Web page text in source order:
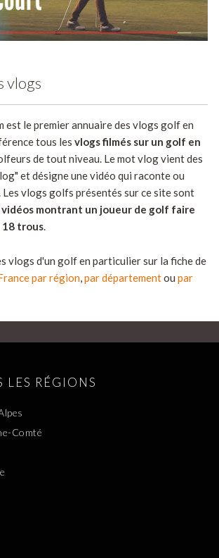
vlogs
est le premier annuaire des vlogs golf en
tous les vlogs filmés sur un golf en
de tout niveau. Le mot vlog vient des
et désigne une vidéo qui raconte ou
Les vlogs golfs présentés sur ce site sont
vidéos montrant un joueur de golf faire
18 trous.
vlogs d'un golf en particulier sur la fiche de
par région,par départementou par
LES RÉGIONS
Comté